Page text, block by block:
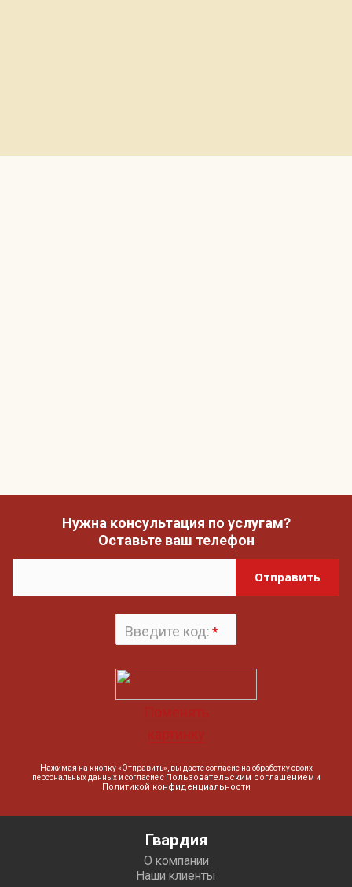
Нужна консультация по услугам?
Оставьте ваш телефон
Отправить
Введите код:*
Поменять
картинку
Нажимая на кнопку «Отправить», вы даете согласие на обработку своих
персональных данных и согласие с Пользовательским соглашением и
Политикой конфиденциальности
Гвардия
О компании
Наши клиенты